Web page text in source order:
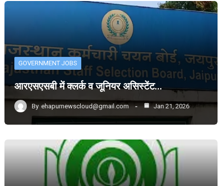
GOVERNMENT JOBS
आरएसएसबी में क्लर्क व जूनियर असिस्टेंट…
By ehapurnewscloud@gmail.com Jan 21, 2026